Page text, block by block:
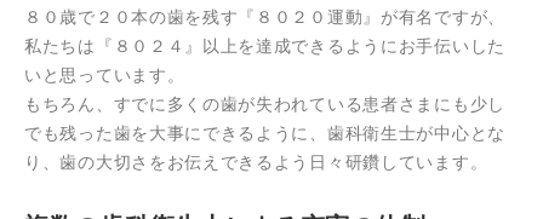
８０歳で２０本の歯を残す『８０２０運動』が有名ですが、
私たちは『８０２４』以上を達成できるようにお手伝いした
いと思っています。
もちろん、すでに多くの歯が失われている患者さまにも少し
でも残った歯を大事にできるように、歯科衛生士が中心とな
り、歯の大切さをお伝えできるよう日々研鑽しています。